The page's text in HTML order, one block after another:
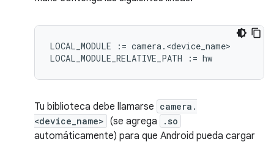
LOCAL_MODULE := camera.<device_name>
Tu biblioteca debe llamarse camera.
<device_name> (se agrega .so
automáticamente) para que Android pueda cargar